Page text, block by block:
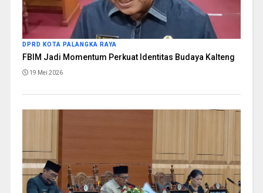
DPRD KOTA PALANGKA RAYA
FBIM Jadi Momentum Perkuat Identitas Budaya Kalteng
19 Mei 2026